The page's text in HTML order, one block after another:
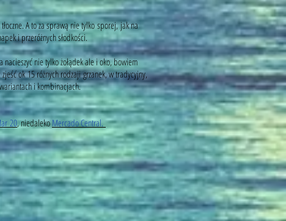
A to za sprawą nie tylko sporej, jak na
i przeróżnych słodkości.
nie tylko żołądek ale i oko, bowiem
ok 15 różnych rodzaji grzanek, w tradycyjny,
i kombinacjach.
20, niedalekoMercado Central.